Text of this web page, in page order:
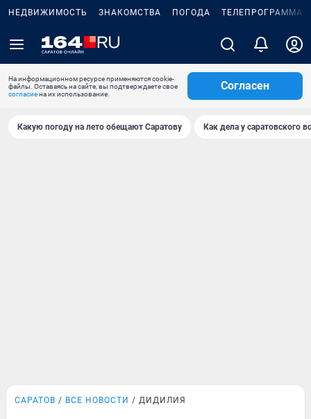
НЕДВИЖИМОСТЬ ЗНАКОМСТВА ПОГОДА ТЕЛЕПРОГРАММА
На информационном ресурсе применяются cookie-
файлы. Оставаясь на сайте, вы подтверждаете свое
согласиена их использование.
Согласен
Какую погоду на лето обещают Саратову Как дела у саратовского
САРАТОВ ВСЕ НОВОСТИ ДИДИЛИЯ